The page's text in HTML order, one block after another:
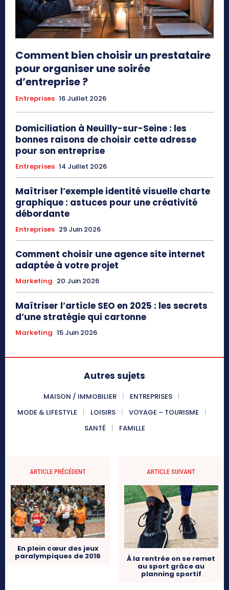
Comment bien choisir un prestataire
pour organiser une soirée
d’entreprise ?
Entreprises 16 Juillet 2026
Domiciliation à Neuilly-sur-Seine : les
bonnes raisons de choisir cette adresse
pour son entreprise
Entreprises 14 Juillet 2026
Maîtriser l’exemple identité visuelle charte
graphique : astuces pour une créativité
débordante
Entreprises 29 Juin 2026
Comment choisir une agence site internet
adaptée à votre projet
Marketing 20 Juin 2026
Maîtriser l’article SEO en 2025 : les secrets
d’une stratégie qui cartonne
Marketing 15 Juin 2026
Autres sujets
MAISON / IMMOBILIER
ENTREPRISES
MODE & LIFESTYLE
LOISIRS
VOYAGE – TOURISME
SANTÉ
FAMILLE
ARTICLE PRÉCÉDENT
En plein cœur des jeux
paralympiques de 2016
ARTICLE SUIVANT
À la rentrée on se remet
au sport grâce au
planning sportif